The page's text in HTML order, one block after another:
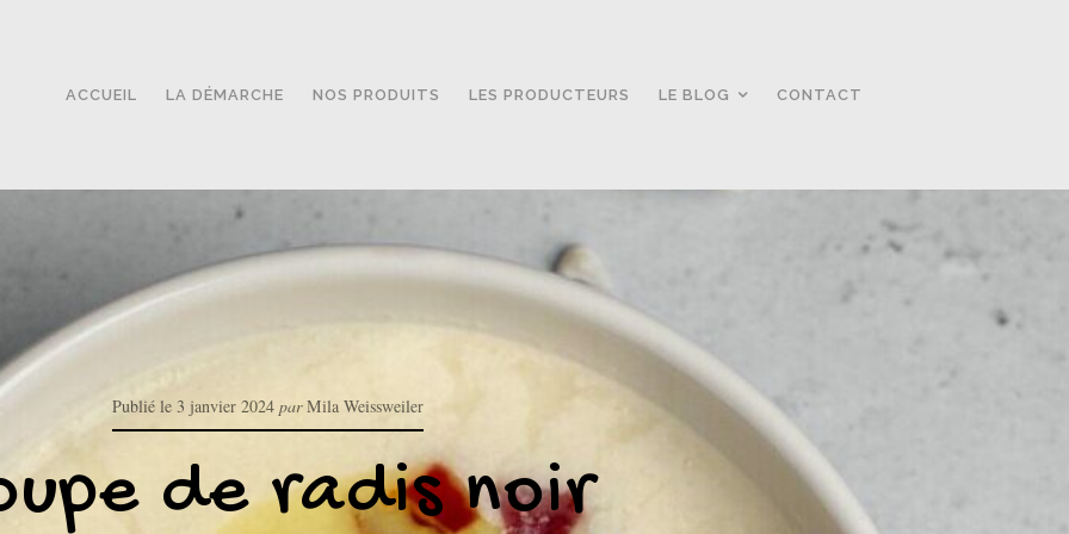
ACCUEIL LA DÉMARCHE NOS PRODUITS LES PRODUCTEURS LE BLOG CONTACT
Publié le3 janvier 2024 parMila Weissweiler
de radis noir